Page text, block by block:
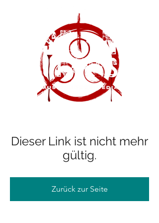
Dieser Link ist nicht mehr
gültig.
Zurück zur Seite